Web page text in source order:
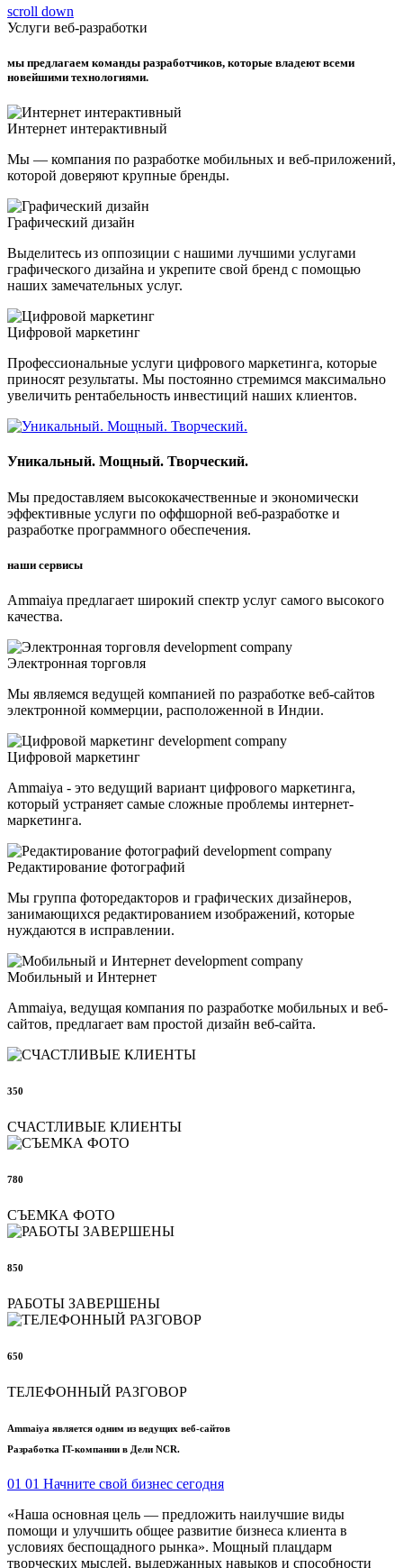
scroll down
Услуги веб-разработки
мы предлагаем команды разработчиков, которые владеют всеми
новейшими технологиями.
Интернет интерактивный
Мы — компания по разработке мобильных и веб-приложений,
которой доверяют крупные бренды.
Графический дизайн
Выделитесь из оппозиции с нашими лучшими услугами
графического дизайна и укрепите свой бренд с помощью
наших замечательных услуг.
Цифровой маркетинг
Профессиональные услуги цифрового маркетинга, которые
приносят результаты. Мы постоянно стремимся максимально
увеличить рентабельность инвестиций наших клиентов.
Уникальный. Мощный. Творческий.
Мы предоставляем высококачественные и экономически
эффективные услуги по оффшорной веб-разработке и
разработке программного обеспечения.
наши сервисы
Ammaiya предлагает широкий спектр услуг самого высокого
качества.
Электронная торговля
Мы являемся ведущей компанией по разработке веб-сайтов
электронной коммерции, расположенной в Индии.
Цифровой маркетинг
Ammaiya - это ведущий вариант цифрового маркетинга,
который устраняет самые сложные проблемы интернет-
маркетинга.
Редактирование фотографий
Мы группа фоторедакторов и графических дизайнеров,
занимающихся редактированием изображений, которые
нуждаются в исправлении.
Мобильный и Интернет
Ammaiya, ведущая компания по разработке мобильных и веб-
сайтов, предлагает вам простой дизайн веб-сайта.
350
СЧАСТЛИВЫЕ КЛИЕНТЫ
780
СЪЕМКА ФОТО
850
РАБОТЫ ЗАВЕРШЕНЫ
650
ТЕЛЕФОННЫЙ РАЗГОВОР
Ammaiya является одним из ведущих веб-сайтов
Разработка IT-компании в Дели NCR.
01 01 Начните свой бизнес сегодня
«Наша основная цель — предложить наилучшие виды
помощи и улучшить общее развитие бизнеса клиента в
условиях беспощадного рынка». Мощный плацдарм
творческих мыслей, выдержанных навыков и способности